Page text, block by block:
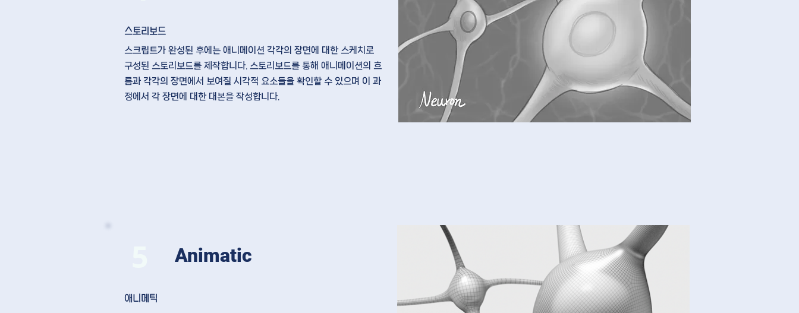
​스토리보드
스크립트가 완성된 후에는 애니메이션 각각의 장면에 대한 스케치로
구성된 스토리보드를 제작합니다. 스토리보드를 통해 애니메이션의 흐
름과 각각의 장면에서 보여질 시각적 요소들을 확인할 수 있으며 이 과
정에서 각 장면에 대한 대본을 작성합니다.
Animatic
애니메틱